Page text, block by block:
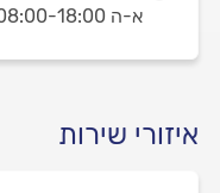
א-ה 08:00-18:00
איזורי שירות